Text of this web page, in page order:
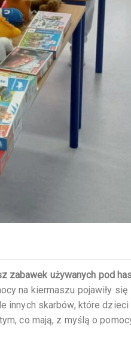
zabawek używanych pod
na kiermaszu pojawiły się
innych skarbów, które dzieci
co mają, z myślą o